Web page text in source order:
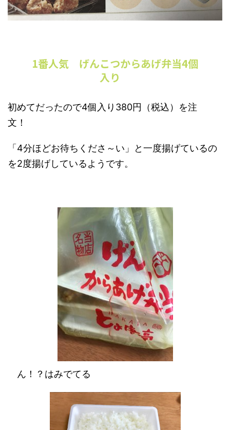
1番人気 げんこつからあげ弁当4個
入り
初めてだったので4個入り380円（税込）を注
文！
「4分ほどお待ちくださ～い」と一度揚げているの
を2度揚げしているようです。
ん！？はみでてる